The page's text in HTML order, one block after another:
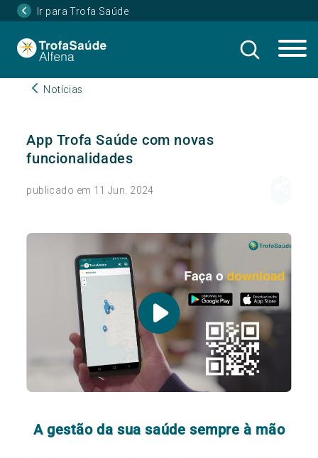
Ir para Trofa Saúde
Notícias
App Trofa Saúde com novas
funcionalidades
publicado em 11 Jun. 2024
A gestão da sua saúde sempre à mão